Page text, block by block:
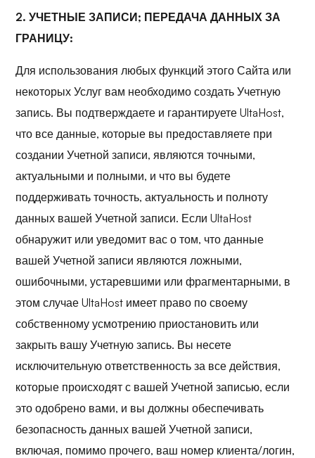
2. УЧЕТНЫЕ ЗАПИСИ; ПЕРЕДАЧА ДАННЫХ ЗА
ГРАНИЦУ:
Для использования любых функций этого Сайта или
некоторых Услуг вам необходимо создать Учетную
запись. Вы подтверждаете и гарантируете UltaHost,
что все данные, которые вы предоставляете при
создании Учетной записи, являются точными,
актуальными и полными, и что вы будете
поддерживать точность, актуальность и полноту
данных вашей Учетной записи. Если UltaHost
обнаружит или уведомит вас о том, что данные
вашей Учетной записи являются ложными,
ошибочными, устаревшими или фрагментарными, в
этом случае UltaHost имеет право по своему
собственному усмотрению приостановить или
закрыть вашу Учетную запись. Вы несете
исключительную ответственность за все действия,
которые происходят с вашей Учетной записью, если
это одобрено вами, и вы должны обеспечивать
безопасность данных вашей Учетной записи,
включая, помимо прочего, ваш номер клиента/логин,